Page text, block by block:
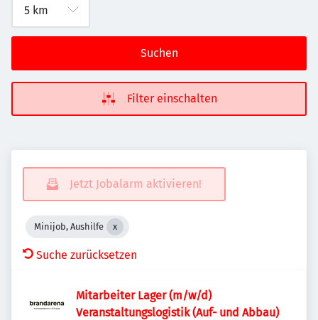
Suchen
Filter einschalten
Jetzt Jobalarm aktivieren!
Minijob, Aushilfe
Suche zurücksetzen
Mitarbeiter Lager (m/w/d)
Veranstaltungslogistik (Auf- und Abbau)